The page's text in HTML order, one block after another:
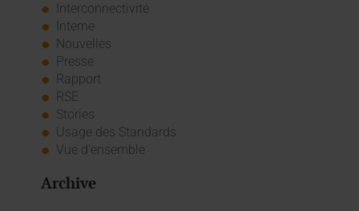
Interconnectivité
Interne
Nouvelles
Presse
Rapport
RSE
Stories
Usage des Standards
Vue d'ensemble
Archive